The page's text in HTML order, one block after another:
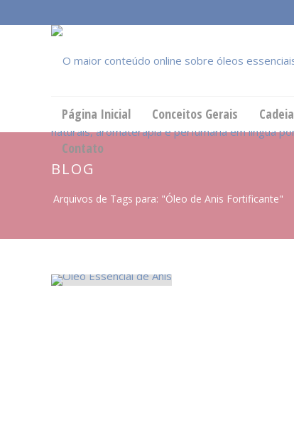
Página Inicial Conceitos Gerais
Contato
BLOG
Arquivos de Tags para: "Óleo de Anis Fortificante"